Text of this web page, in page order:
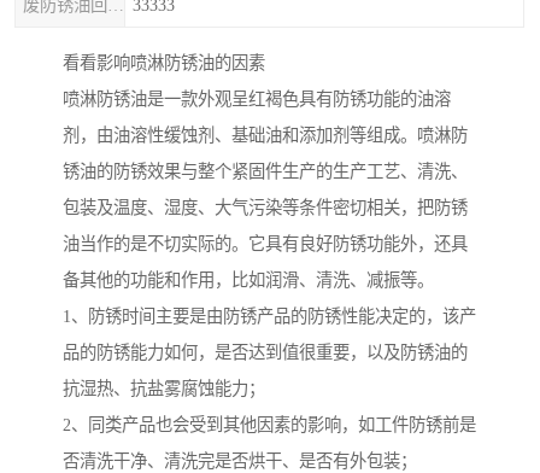
33333
看看影响喷淋防锈油的因素
喷淋防锈油是一款外观呈红褐色具有防锈功能的油溶
剂，由油溶性缓蚀剂、基础油和添加剂等组成。喷淋防
锈油的防锈效果与整个紧固件生产的生产工艺、清洗、
包装及温度、湿度、大气污染等条件密切相关，把防锈
油当作的是不切实际的。它具有良好防锈功能外，还具
备其他的功能和作用，比如润滑、清洗、减振等。
1、防锈时间主要是由防锈产品的防锈性能决定的，该产
品的防锈能力如何，是否达到值很重要，以及防锈油的
抗湿热、抗盐雾腐蚀能力；
2、同类产品也会受到其他因素的影响，如工件防锈前是
否清洗干净、清洗完是否烘干、是否有外包装；